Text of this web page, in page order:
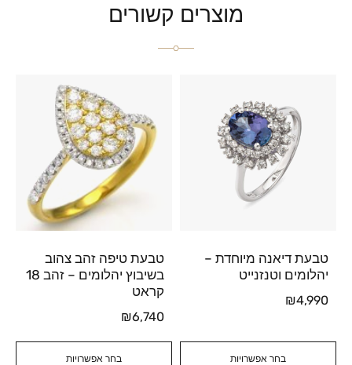
מוצרים קשורים
בחר אפשרויות
טבעת דיאנה מיוחדת –
יהלומים וטנזנייט
₪4,990
בחר אפשרויות
טבעת טיפה זהב צהוב
בשיבוץ יהלומים – זהב 18
קראט
₪6,740